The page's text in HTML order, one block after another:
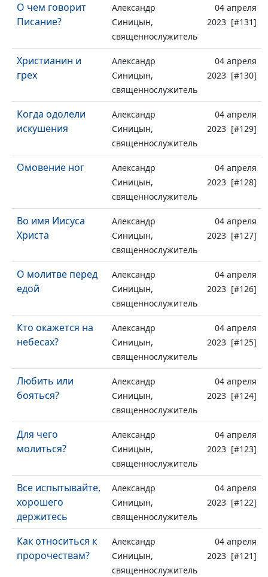
О чем говорит
Писание?
Александр
Синицын,
священнослужитель
04 апреля
2023 [#131]
Христианин и
грех
Александр
Синицын,
священнослужитель
04 апреля
2023 [#130]
Когда одолели
искушения
Александр
Синицын,
священнослужитель
04 апреля
2023 [#129]
Омовение ног
Александр
Синицын,
священнослужитель
04 апреля
2023 [#128]
Во имя Иисуса
Христа
Александр
Синицын,
священнослужитель
04 апреля
2023 [#127]
О молитве перед
едой
Александр
Синицын,
священнослужитель
04 апреля
2023 [#126]
Кто окажется на
небесах?
Александр
Синицын,
священнослужитель
04 апреля
2023 [#125]
Любить или
бояться?
Александр
Синицын,
священнослужитель
04 апреля
2023 [#124]
Для чего
молиться?
Александр
Синицын,
священнослужитель
04 апреля
2023 [#123]
Все испытывайте,
хорошего
держитесь
Александр
Синицын,
священнослужитель
04 апреля
2023 [#122]
Как относиться к
пророчествам?
Александр
Синицын,
священнослужитель
04 апреля
2023 [#121]